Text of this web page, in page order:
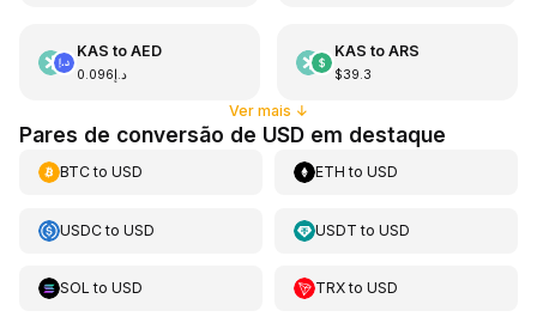
KAS to AED
د.إ0.096
KAS to ARS
$39.3
Ver mais ↓
Pares de conversão de USD em destaque
BTCto USD ETH toUSD
USDCto USD USDT toUSD
SOL to USD TRXtoUSD